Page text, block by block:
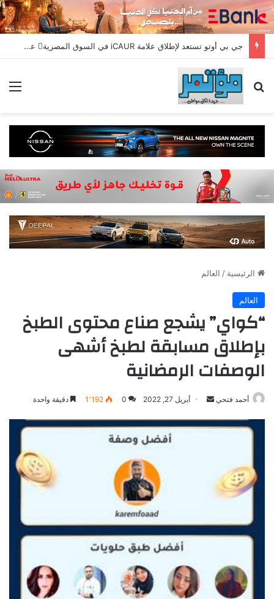
جي بي أوتو تستعد لإطلاق علامة iCAUR في السوق المصرية علامة عالمية جديدة لسيارات الطاقة الجديدة تجمع بين التكنولوجيا الذكية والتصميم الجريء وروح المغامر
بحث عن
الرئيسية / العالم
العالم
“كواي” يشجع صناع محتوى الطبخ
بإطلاق مسابقة لطبخ أشهى
الوصفات الرمضانية
أحمد فتحي
أرسل
إلكترونيا
أبريل 27, 2022 0 1٬192 دقيقة واحدة